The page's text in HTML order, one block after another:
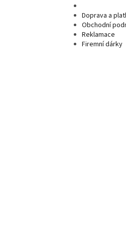
Doprava a
Obchodní
Reklamace
Firemní dárky